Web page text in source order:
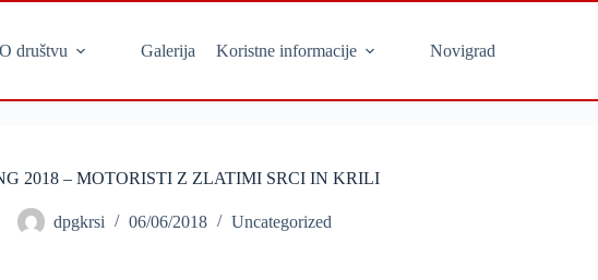
O društvu Galerija Koristne informacije Novigrad
2018 – MOTORISTI Z ZLATIMI SRCI IN KRILI
dpgkrsi 06/06/2018 Uncategorized